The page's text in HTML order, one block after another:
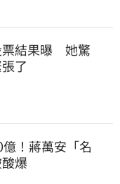
結果曝　她驚
了
！蔣萬安「名
爆